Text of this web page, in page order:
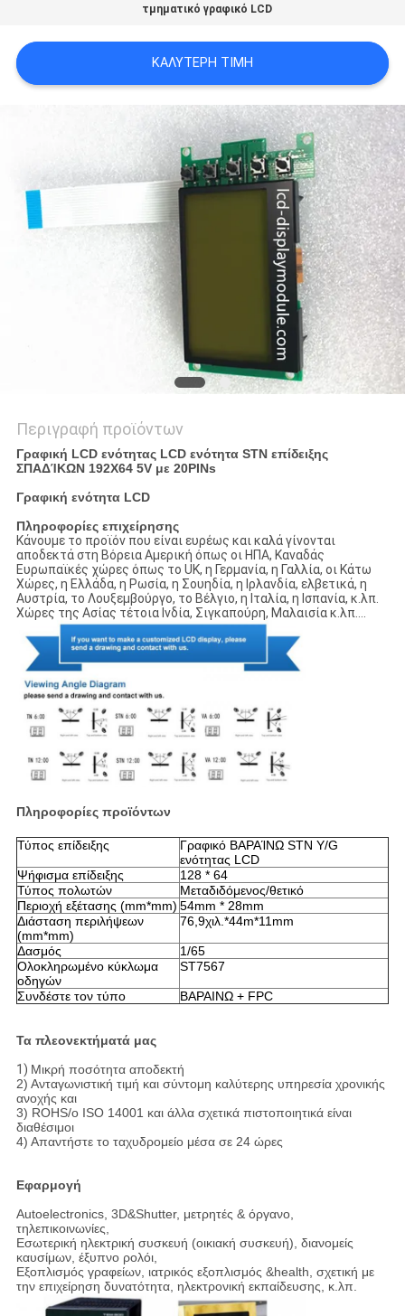
SITEMAP
ΠΟΛΙΤΙΚΉ
τμηματικό γραφικό LCD
ΚΑΛΎΤΕΡΗ ΤΙΜΉ
Περιγραφή προϊόντων
Γραφική LCD ενότητας LCD ενότητα STN επίδειξης
ΣΠΑΔΊΚΩΝ 192X64 5V με 20PINs
Γραφική ενότητα LCD
Πληροφορίες επιχείρησης
Κάνουμε το προϊόν που είναι ευρέως και καλά γίνονται
αποδεκτά στη Βόρεια Αμερική όπως οι ΗΠΑ, Καναδάς
Ευρωπαϊκές χώρες όπως το UK, η Γερμανία, η Γαλλία, οι Κάτω
Χώρες, η Ελλάδα, η Ρωσία, η Σουηδία, η Ιρλανδία, ελβετικά, η
Αυστρία, το Λουξεμβούργο, το Βέλγιο, η Ιταλία, η Ισπανία, κ.λπ.
Χώρες της Ασίας τέτοια Ινδία, Σιγκαπούρη, Μαλαισία κ.λπ….
Πληροφορίες προϊόντων
Τύπος επίδειξης
Γραφικό ΒΑΡΑΊΝΩ STN Y/G
ενότητας LCD
Ψήφισμα επίδειξης
128 * 64
Τύπος πολωτών
Μεταδιδόμενος/θετικό
Περιοχή εξέτασης (mm*mm) 54mm * 28mm
Διάσταση περιλήψεων
(mm*mm)
76,9χιλ.*44m*11mm
Δασμός
1/65
Ολοκληρωμένο κύκλωμα
οδηγών
ST7567
Συνδέστε τον τύπο ΒΑΡΑΙΝΩ + FPC
Τα πλεονεκτήματά μας
1) Μικρή ποσότητα αποδεκτή
2) Ανταγωνιστική τιμή και σύντομη καλύτερης υπηρεσία χρονικής
ανοχής και
3) ROHS/ο ISO 14001 και άλλα σχετικά πιστοποιητικά είναι
διαθέσιμοι
4) Απαντήστε το ταχυδρομείο μέσα σε 24 ώρες
Εφαρμογή
Autoelectronics, 3D&Shutter, μετρητές & όργανο,
τηλεπικοινωνίες,
Εσωτερική ηλεκτρική συσκευή (οικιακή συσκευή), διανομείς
καυσίμων, έξυπνο ρολόι,
Εξοπλισμός γραφείων, ιατρικός εξοπλισμός &health, σχετική με
την επιχείρηση δυνατότητα, ηλεκτρονική εκπαίδευσης, κ.λπ.